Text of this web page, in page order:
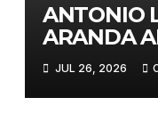
ANTONIO
ARANDA
GRANDE
FERIA DE
JUL 26, 2026